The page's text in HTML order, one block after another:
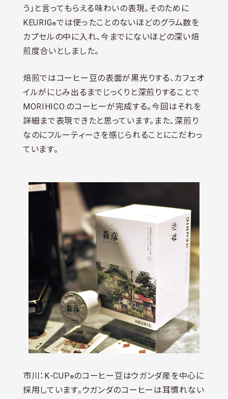
う」と言ってもらえる味わいの表現。そのために
KEURIG®では使ったことのないほどのグラム数を
カプセルの中に入れ、今までにないほどの深い焙
煎度合いとしました。
焙煎ではコーヒー豆の表面が黒光りする、カフェオ
イルがにじみ出るまでじっくりと深煎りすることで
MORIHICO.のコーヒーが完成する。今回はそれを
詳細まで表現できたと思っています。また、深煎り
なのにフルーティーさを感じられることにこだわっ
ています。
市川：K-CUP®のコーヒー豆はウガンダ産を中心に
採用しています。ウガンダのコーヒーは耳慣れない